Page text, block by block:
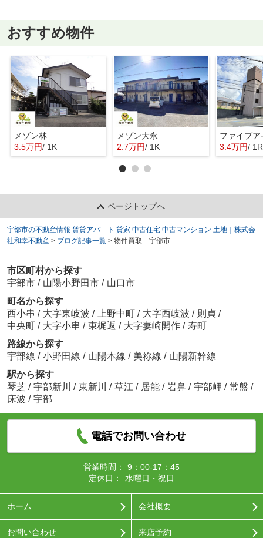
おすすめ物件
メゾン林
3.5万円/ 1K
メゾン大永
2.7万円/ 1K
ファイブア
3.4万円/ 1R
ページトップへ
宇部市の不動産情報 賃貸アパ－ト 貸家 中古住宅 中古マンション 土地｜株式会
社和幸不動産 > ブログ記事一覧 > 物件買取 宇部市
市区町村から探す
宇部市 / 山陽小野田市 / 山口市
町名から探す
西小串 / 大字東岐波 / 上野中町 / 大字西岐波 / 則貞 /
中央町 / 大字小串 / 東梶返 / 大字妻崎開作 / 寿町
路線から探す
宇部線 / 小野田線 / 山陽本線 / 美祢線 / 山陽新幹線
駅から探す
琴芝 / 宇部新川 / 東新川 / 草江 / 居能 / 岩鼻 / 宇部岬 / 常盤 /
床波 / 宇部
電話でお問い合わせ
営業時間：
9：00-17：45
定休日：
水曜日・祝日
ホーム 会社概要
お問い合わせ 来店予約